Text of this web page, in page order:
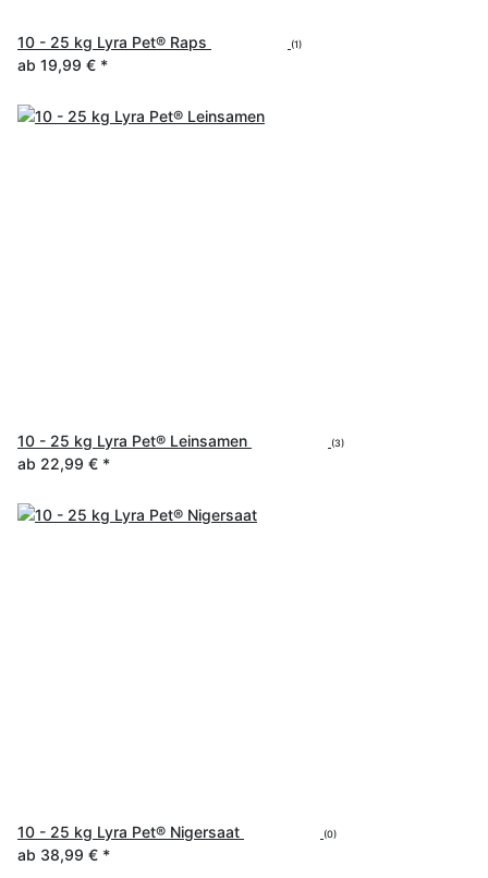
10 - 25 kg Lyra Pet® Raps (1)
ab 19,99 € *
10 - 25 kg Lyra Pet® Leinsamen (3)
ab 22,99 € *
10 - 25 kg Lyra Pet® Nigersaat (0)
ab 38,99 € *